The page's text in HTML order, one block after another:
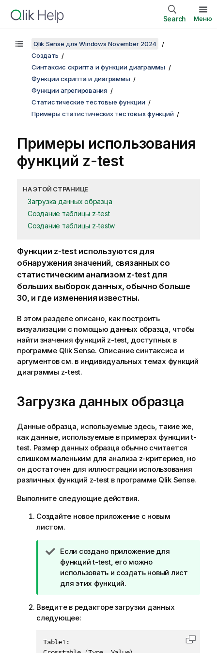
Search Меню
Qlik Sense для Windows November 2024
Создать
Синтаксис скрипта и функции диаграммы
Функции скрипта и диаграммы
Функции агрегирования
Статистические тестовые функции
Примеры статистических тестовых функций
Примеры использования
функций z-test
НА ЭТОЙ СТРАНИЦЕ
Загрузка данных образца
Создание таблицы z-test
Создание таблицы z-testw
Функции z-testиспользуются для
обнаружения значений, связанных со
статистическим анализом z-testдля
больших выборок данных, обычно больше
30, и где изменения известны.
В этом разделе описано, как построить
визуализации с помощью данных образца, чтобы
найти значения функций z-test, доступных в
программе Qlik Sense. Описание синтаксиса и
аргументов см. в индивидуальных темах функций
диаграммы z-test.
Загрузка данных образца
Данные образца, используемые здесь, такие же,
как данные, используемые в примерах функцииt-
test. Размер данных образца обычно считается
слишком маленьким для анализа z-критериев, но
он достаточен для иллюстрации использования
различных функций z-test в программе Qlik Sense.
Выполните следующие действия.
Создайте новое приложение с новым
листом.
П
р
и
м
ч
а
е
Если создано приложение для
функцийt-test, его можно
использовать и создать новый лист
для этих функций.
Введите в редакторе загрузки данных
следующее:
Table1: